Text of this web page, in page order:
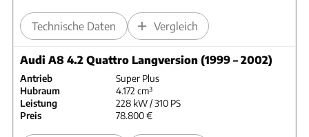
Technische Daten Vergleich
Audi A8 4.2 Quattro Langversion (1999 – 2002)
Antrieb
Super Plus
Hubraum
4.172 cm³
Leistung
228 kW / 310 PS
Preis
78.800 €